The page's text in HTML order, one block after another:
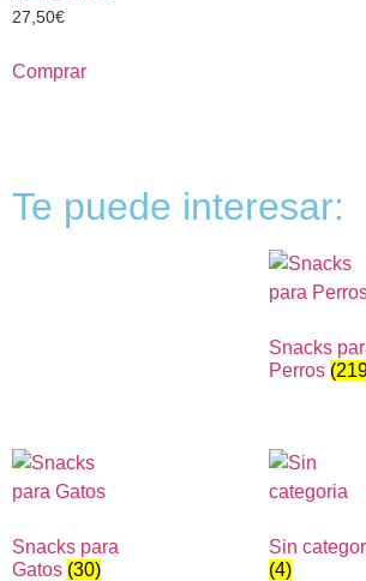
27,50€
Comprar
Te puede interesar:
Snacks
Perros
Snacks para
Gatos (30)
Sin
(4)